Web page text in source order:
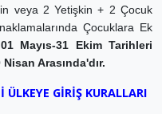
veya 2 Yetişkin + 2 Çocuk
Çocuklara Ek
Mayıs-31 Ekim Tarihleri
Arasında'dır.
ÜLKEYE GİRİŞ KURALLARI